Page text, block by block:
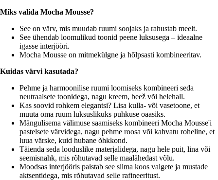
Miks valida Mocha Mousse?
See on värv, mis muudab ruumi soojaks ja rahustab meelt.
See ühendab loomulikud toonid peene luksusega – ideaalne
igasse interjööri.
Mocha Mousse on mitmekülgne ja hõlpsasti kombineeritav.
Kuidas värvi kasutada?
Pehme ja harmoonilise ruumi loomiseks kombineeri seda
neutraalsete toonidega, nagu kreem, beež või helehall.
Kas soovid rohkem elegantsi? Lisa kulla- või vasetoone, et
muuta oma ruum luksuslikuks puhkuse oaasiks.
Mängulisema välimuse saamiseks kombineeri Mocha Mousse'i
pastelsete värvidega, nagu pehme roosa või kahvatu roheline, et
luua värske, kuid hubane õhkkond.
Täienda seda looduslike materjalidega, nagu hele puit, lina või
seemisnahk, mis rõhutavad selle maalähedast võlu.
Moodsas interjööris paistab see silma koos valgete ja mustade
aktsentidega, mis rõhutavad selle rafineeritust.